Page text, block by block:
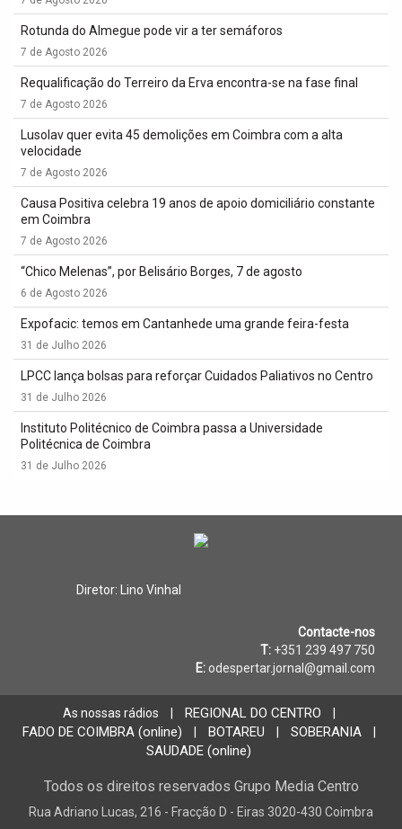
Rotunda do Almegue pode vir a ter semáforos
7 de Agosto 2026
Requalificação do Terreiro da Erva encontra-se na fase final
7 de Agosto 2026
Lusolav quer evita 45 demolições em Coimbra com a alta
velocidade
7 de Agosto 2026
Causa Positiva celebra 19 anos de apoio domiciliário constante
em Coimbra
7 de Agosto 2026
“Chico Melenas”, por Belisário Borges, 7 de agosto
6 de Agosto 2026
Expofacic: temos em Cantanhede uma grande feira-festa
31 de Julho 2026
LPCC lança bolsas para reforçar Cuidados Paliativos no Centro
31 de Julho 2026
Instituto Politécnico de Coimbra passa a Universidade
Politécnica de Coimbra
31 de Julho 2026
Diretor: Lino Vinhal
Contacte-nos
T: +351 239 497 750
E: odespertar.jornal@gmail.com
As nossas rádios REGIONAL DO CENTRO
FADO DE COIMBRA (online) BOTAREU SOBERANIA
SAUDADE (online)
Todos os direitos reservados Grupo Media Centro
Rua Adriano Lucas, 216 - Fracção D - Eiras 3020-430 Coimbra